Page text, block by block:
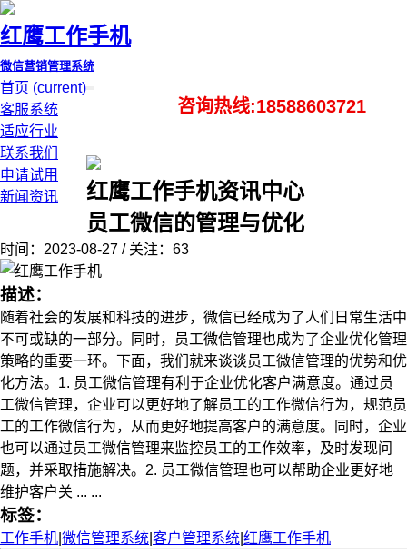
红鹰工作手机
微信营销管理系统
首页 (current)
客服系统
适应行业
联系我们
申请试用
新闻资讯
咨询热线:18588603721
红鹰工作手机资讯中心
员工微信的管理与优化
时间：2023-08-27 / 关注：63
描述：
随着社会的发展和科技的进步，微信已经成为了人们日常生活中
不可或缺的一部分。同时，员工微信管理也成为了企业优化管理
策略的重要一环。下面，我们就来谈谈员工微信管理的优势和优
化方法。1. 员工微信管理有利于企业优化客户满意度。通过员
工微信管理，企业可以更好地了解员工的工作微信行为，规范员
工的工作微信行为，从而更好地提高客户的满意度。同时，企业
也可以通过员工微信管理来监控员工的工作效率，及时发现问
题，并采取措施解决。2. 员工微信管理也可以帮助企业更好地
维护客户关 ... ...
标签：
工作手机 微信管理系统 客户管理系统 红鹰工作手机